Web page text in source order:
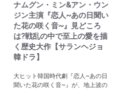
ナムグン・ミン&アン・ウン
ジン主演『恋人~あの日聞い
た花の咲く音~』見どころ
は?戦乱の中で至上の愛を描
く歴史大作【サランヘジョ
韓ドラ】
大ヒット韓国時代劇『恋人~あの日
聞いた花の咲く音~』が、地上波の